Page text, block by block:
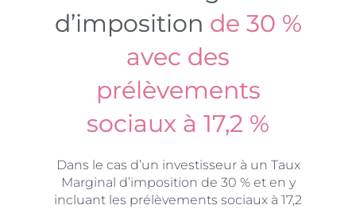
d’imposition de 30 %
avec des
prélèvements
sociaux à 17,2 %
Dans le cas d’un investisseur à un Taux
Marginal d’imposition de 30 % et en y
incluant les prélèvements sociaux à 17,2